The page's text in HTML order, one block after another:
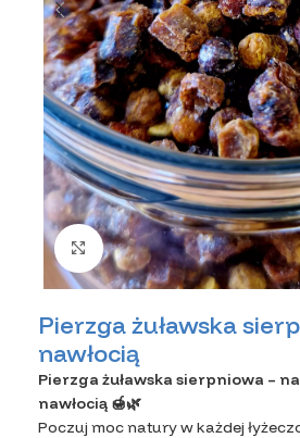
Kliknij, aby powiększyć
Pierzga żuławska
nawłocią
Pierzga żuławska sierpniowa –
nawłocią 🍯🌿
Poczuj moc natury w każdej